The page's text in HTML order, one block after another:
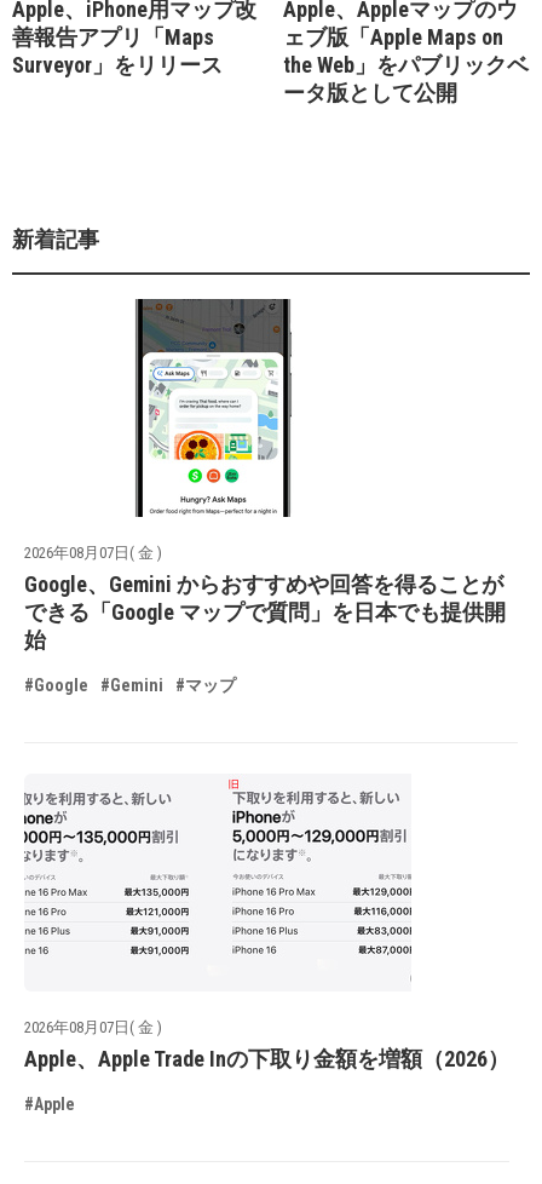
Apple、iPhone用マップ改
善報告アプリ「Maps
Surveyor」をリリース
Apple、Appleマップのウ
ェブ版「Apple Maps on
the Web」をパブリックベ
ータ版として公開
新着記事
2026年08月07日( 金 )
Google、Gemini からおすすめや回答を得ることが
できる「Google マップで質問」を日本でも提供開
始
#Google #Gemini #マップ
2026年08月07日( 金 )
Apple、Apple Trade Inの下取り金額を増額（2026）
#Apple